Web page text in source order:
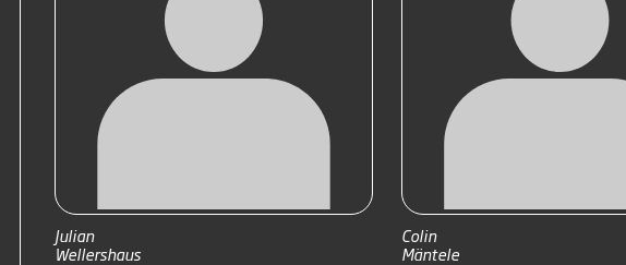
Julian
Wellershaus
Colin
Mäntele